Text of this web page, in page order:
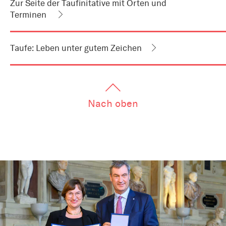
zum
Artikel
Zur Seite der Taufinitative mit Orten und
Terminen
Taufe: Leben unter gutem Zeichen
Nach oben